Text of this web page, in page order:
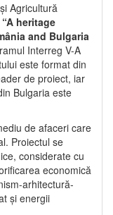
Agricultură
“A heritage
and Bulgaria
Interreg V-A
este format din
de proiect, iar
Bulgaria este
de afaceri care
Proiectul se
considerate cu
economică
arhitectură-
și energii